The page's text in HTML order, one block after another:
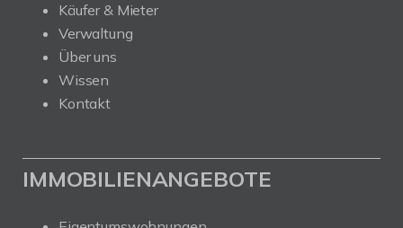
Käufer & Mieter
Verwaltung
Über uns
Wissen
Kontakt
IMMOBILIENANGEBOTE